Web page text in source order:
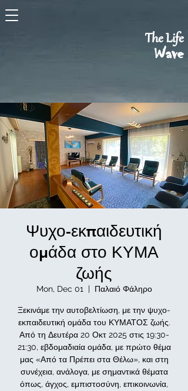
The Life
Wave
Ψυχο-εκπαιδευτική
ομάδα στο ΚΥΜΑ
ζωής
Mon, Dec 01
  |
Παλαιό Φάληρο
Ξεκινάμε την αυτοβελτίωση, με την ψυχο-
εκπαιδευτική ομάδα του ΚΥΜΑΤΟΣ ζωής.
Από τη Δευτέρα 20 Οκτ 2025 στις 19:30-
21:30, εβδομαδιαία ομάδα, με πρώτο θέμα
μας «Από τα Πρέπει στα Θέλω», και στη
συνέχεια, ανάλογα, με σημαντικά θέματα
όπως, άγχος, εμπιστοσύνη, επικοινωνία,